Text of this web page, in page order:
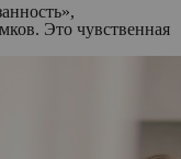
Это чувственная